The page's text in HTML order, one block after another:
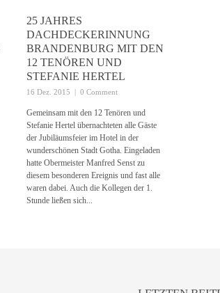
25 JAHRES
DACHDECKERINNUNG
BRANDENBURG MIT DEN
12 TENÖREN UND
STEFANIE HERTEL
16 Dez. 2015 | 0 Comment
Gemeinsam mit den 12 Tenören und
Stefanie Hertel übernachteten alle Gäste
der Jubiläumsfeier im Hotel in der
wunderschönen Stadt Gotha. Eingeladen
hatte Obermeister Manfred Senst zu
diesem besonderen Ereignis und fast alle
waren dabei. Auch die Kollegen der 1.
Stunde ließen sich...